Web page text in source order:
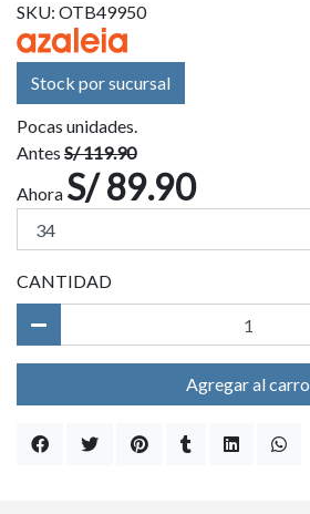
SKU: OTB49950
Stock por sucursal
Pocas unidades.
Antes S/ 119.90
Ahora S/ 89.90
CANTIDAD
Agregar al carro